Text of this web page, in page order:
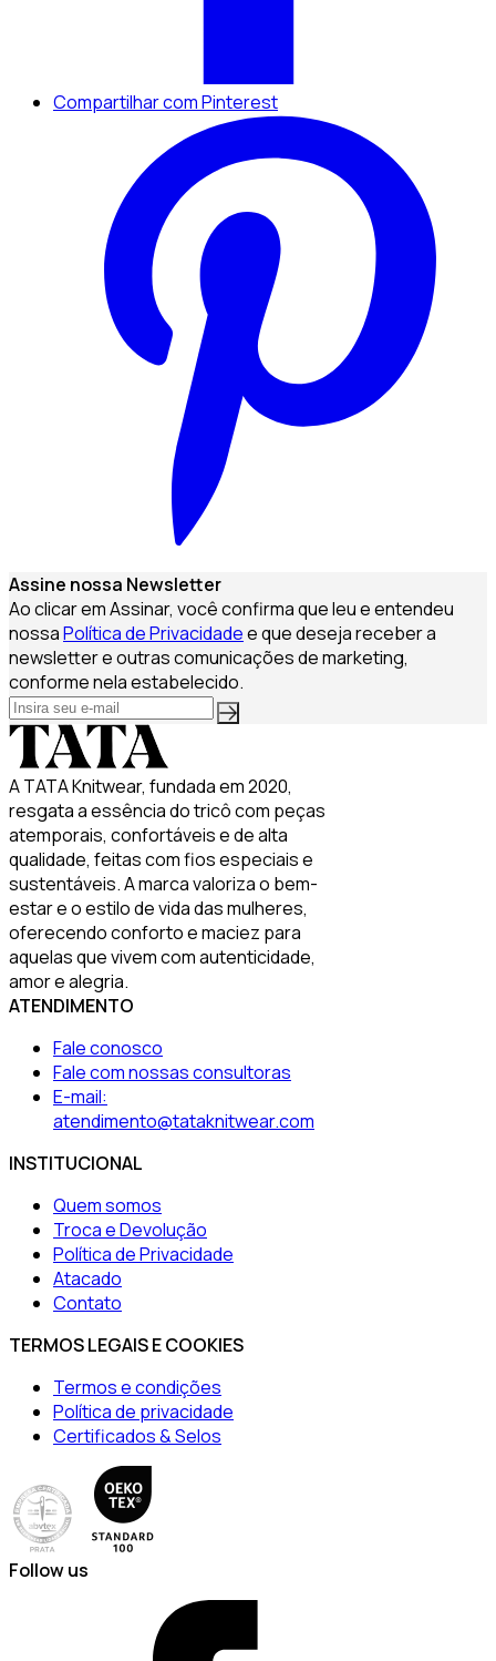
Compartilhar com Pinterest
Assine nossa Newsletter
Ao clicar em Assinar, você confirma que leu e entendeu
nossaPolítica de Privacidadee que deseja receber a
newsletter e outras comunicações de marketing,
conforme nela estabelecido.
A TATA Knitwear, fundada em 2020,
resgata a essência do tricô com peças
atemporais, confortáveis e de alta
qualidade, feitas com fios especiais e
sustentáveis. A marca valoriza o bem-
estar e o estilo de vida das mulheres,
oferecendo conforto e maciez para
aquelas que vivem com autenticidade,
amor e alegria.
ATENDIMENTO
Fale conosco
Fale com nossas consultoras
E-mail:
atendimento@tataknitwear.com
INSTITUCIONAL
Quem somos
Troca e Devolução
Política de Privacidade
Atacado
Contato
TERMOS LEGAIS E COOKIES
Termos e condições
Política de privacidade
Certificados & Selos
Follow us